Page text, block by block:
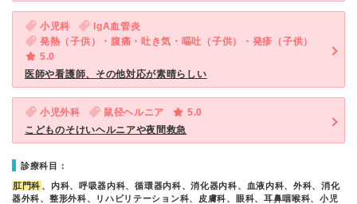
小児科
IgA血管炎
発熱（子供）・腹痛・吐き気・嘔吐（子供）・発疹（子供）
5.0
医師や看護師、その他対応が素晴らしい
小児外科 鼠径ヘルニア
5.0
こどものそけいヘルニアや夜間救急
診療科目：
肛門科 、内科、呼吸器内科、循環器内科、消化器内科、血液内科、外科、消化
器外科、整形外科、リハビリテーション科、皮膚科、眼科、耳鼻咽喉科、小児